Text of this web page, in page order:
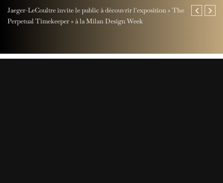
Jaeger-LeCoultre invite le public à découvrir l'exposition « The
Perpetual Timekeeper » à la Milan Design Week
Maison